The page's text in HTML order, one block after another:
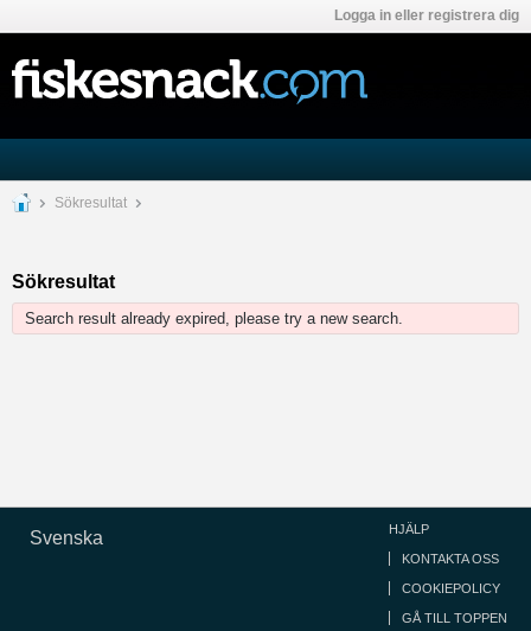
Logga in eller registrera dig
Sökresultat
Sökresultat
Search result already expired, please try a new search.
Svenska HJÄLP
KONTAKTA OSS
COOKIEPOLICY
GÅ TILL TOPPEN